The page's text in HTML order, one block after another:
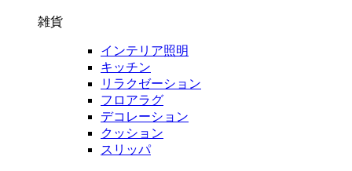
雑貨
インテリア照明
キッチン
リラクゼーション
フロアラグ
デコレーション
クッション
スリッパ